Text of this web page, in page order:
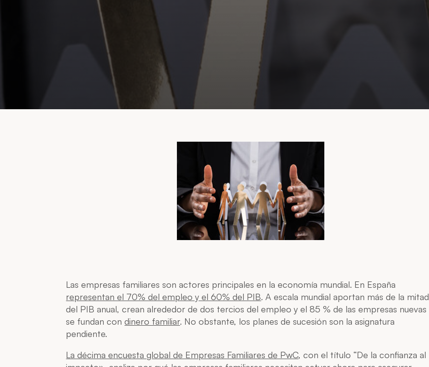
Las empresas familiares son actores principales en la economía mundial. En España
representan el 70% del empleo y el 60% del PIB. A escala mundial aportan más de la mitad
del PIB anual, crean alrededor de dos tercios del empleo y el 85 % de las empresas nuevas
se fundan condinero familiar. No obstante, los planes de sucesión son la asignatura
pendiente.
La décima encuesta global de Empresas Familiares de PwC, con el título “De la confianza al